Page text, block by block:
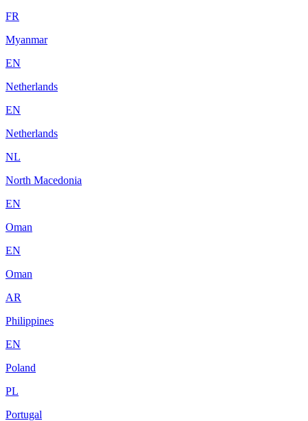
FR
Myanmar
EN
Netherlands
EN
Netherlands
NL
North Macedonia
EN
Oman
EN
Oman
AR
Philippines
EN
Poland
PL
Portugal